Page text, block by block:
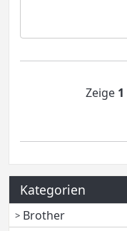
Zeige 1
Kategorien
Brother